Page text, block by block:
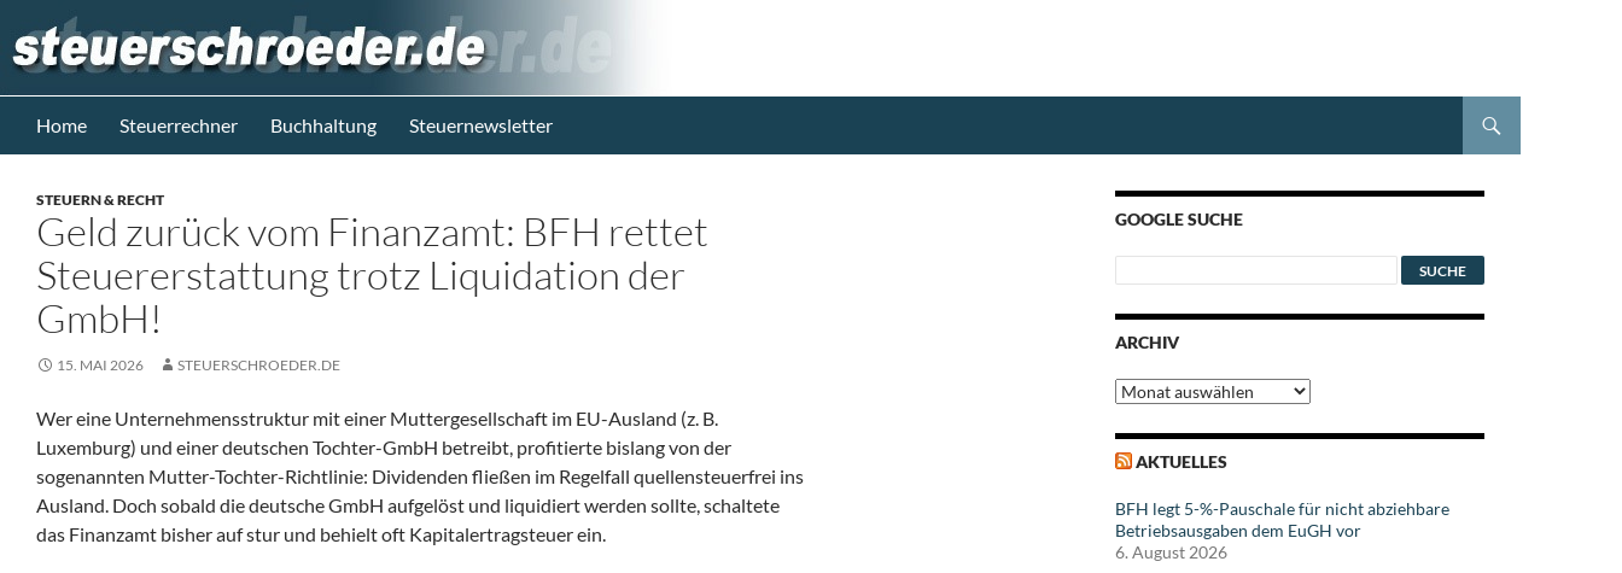
Inhalt
springen
Steuerblog www.steuerschroeder.de
Home Steuerrechner Buchhaltung Steuernewsletter
STEUERN & RECHT
Geld zurück vom Finanzamt: BFH rettet
Steuererstattung trotz Liquidation der
GmbH!
15. MAI 2026 STEUERSCHROEDER.DE
Wer eine Unternehmensstruktur mit einer Muttergesellschaft im EU-Ausland (z. B.
Luxemburg) und einer deutschen Tochter-GmbH betreibt, profitierte bislang von der
sogenannten Mutter-Tochter-Richtlinie: Dividenden fließen im Regelfall quellensteuerfrei ins
Ausland. Doch sobald die deutsche GmbH aufgelöst und liquidiert werden sollte, schaltete
das Finanzamt bisher auf stur und behielt oft Kapitalertragsteuer ein.
GOOGLE SUCHE
ARCHIV
Archiv
AKTUELLES
BFH legt 5-%-Pauschale für nicht abziehbare
Betriebsausgaben dem EuGH vor
6. August 2026
Steuerberater
M. Schröder
Berlin